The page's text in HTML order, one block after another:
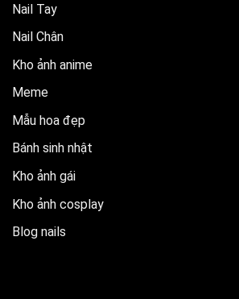
Nail Tay
Nail Chân
Kho ảnh anime
Meme
Mẫu hoa đẹp
Bánh sinh nhật
Kho ảnh gái
Kho ảnh cosplay
Blog nails